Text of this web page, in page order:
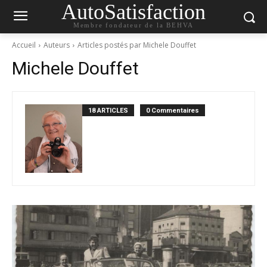
AutoSatisfaction
Membre fondateur de la BEHVA
Accueil Auteurs Articles postés par Michele Douffet
Michele Douffet
18 ARTICLES 0 Commentaires